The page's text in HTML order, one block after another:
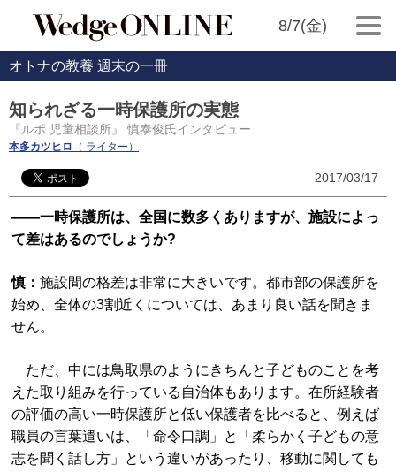
8/7(金)
オトナの教養 週末の一冊
知られざる一時保護所の実態
『ルポ 児童相談所』 慎泰俊氏インタビュー
本多カツヒロ （ ライター）
2017/03/17
――一時保護所は、全国に数多くありますが、施設によっ
て差はあるのでしょうか?
慎：施設間の格差は非常に大きいです。都市部の保護所を
始め、全体の3割近くについては、あまり良い話を聞きま
せん。
ただ、中には鳥取県のようにきちんと子どものことを考
えた取り組みを行っている自治体もあります。在所経験者
の評価の高い一時保護所と低い保護者を比べると、例えば
職員の言葉遣いは、「命令口調」と「柔らかく子どもの意
志を聞く話し方」という違いがあったり、移動に関しても